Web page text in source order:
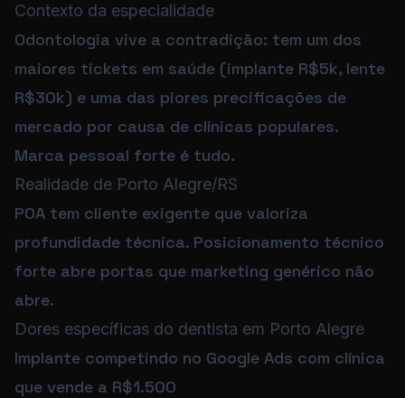
Contexto da especialidade
Odontologia vive a contradição: tem um dos
maiores tickets em saúde (implante R$5k, lente
R$30k) e uma das piores precificações de
mercado por causa de clínicas populares.
Marca pessoal forte é tudo.
Realidade de Porto Alegre/RS
POA tem cliente exigente que valoriza
profundidade técnica. Posicionamento técnico
forte abre portas que marketing genérico não
abre.
Dores específicas do dentista em Porto Alegre
Implante competindo no Google Ads com clínica
que vende a R$1.500